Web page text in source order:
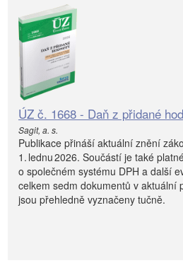
ÚZ č. 1668 - Daň z přidané
Sagit, a. s.
Publikace přináší aktuální znění
1. lednu 2026. Součástí je také
o společném systému DPH a další
celkem sedm dokumentů v aktuální
jsou přehledně vyznačeny tučně.